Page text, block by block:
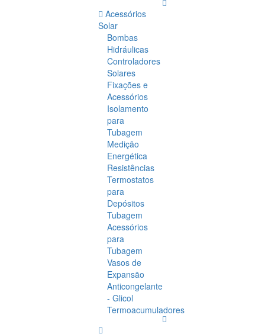
Acessórios
Solar
Bombas
Hidráulicas
Controladores
Solares
Fixações e
Acessórios
Isolamento
para
Tubagem
Medição
Energética
Resistências
Termostatos
para
Depósitos
Tubagem
Acessórios
para
Tubagem
Vasos de
Expansão
Anticongelante
- Glicol
Termoacumuladores